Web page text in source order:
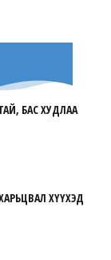
БАС ХУДЛАА
ХҮҮХЭД